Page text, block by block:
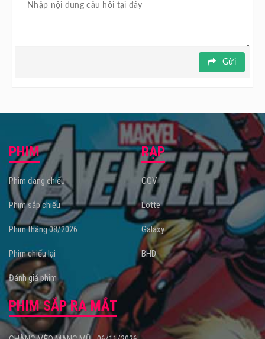
Gửi
PHIM
Phim đang chiếu
Phim sắp chiếu
Phim tháng 08/2026
Phim chiếu lại
Đánh giá phim
RẠP
CGV
Lotte
Galaxy
BHD
PHIM SẮP RA MẮT